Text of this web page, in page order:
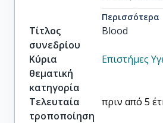
Hajek, Roman
Hungria, Vania
Περισσότερα
Τίτλος
συνεδρίου
Blood
Κύρια
θεματική
κατηγορία
Επιστήμες
Τελευταία
τροποποίηση
πριν από 5